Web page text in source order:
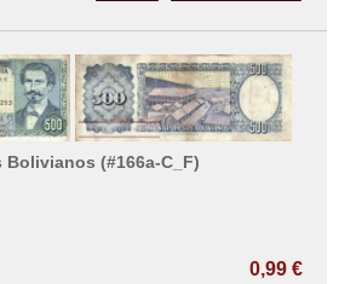
(#166a-C_F)
0,99 €